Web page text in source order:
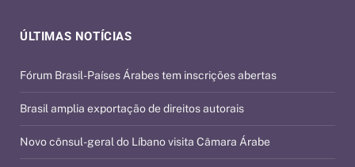
ÚLTIMAS NOTÍCIAS
Fórum Brasil-Países Árabes tem inscrições abertas
Brasil amplia exportação de direitos autorais
Novo cônsul-geral do Líbano visita Câmara Árabe